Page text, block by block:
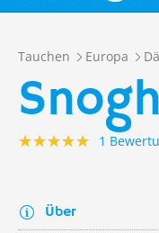
Tauchen Europa
1
Über